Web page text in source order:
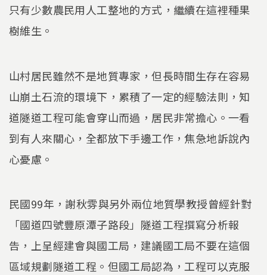
只有少數農民用人工整地的方式，繼續在這裡種果
樹維生。
山村居民雖然不是地質專家，但長時間生存在容易
山崩土石流的環境下，累積了一定的經驗法則，知
道隧道工程可能會穿山而過，居民非常擔心。一看
到有人來關心，全都放下手邊工作，焦急地訴說內
心憂慮。
民國99年，謝秋雰與另外兩位地質學教授曾經針對
「國道四號豐原潭子路段」隧道工程撰寫分析報
告，上呈經建會與國工局，建議國工局不要在這個
區域規劃隧道工程。但國工局認為，工程可以克服